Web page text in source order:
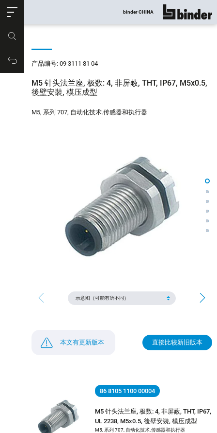
购物车
binder CHINA 显示所有
产品编号: 09 3111 81 04
M5 针头法兰座, 极数: 4, 非屏蔽, THT, IP67, M5x0.5,
後壁安裝, 模压成型
M5, 系列 707, 自动化技术.传感器和执行器
本文有更新版本 直接比较新旧版本
86 8105 1100 00004
M5 针头法兰座, 极数: 4, 非屏蔽, THT, IP67,
UL 2238, M5x0.5, 後壁安裝, 模压成型
M5, 系列 707, 自动化技术.传感器和执行器